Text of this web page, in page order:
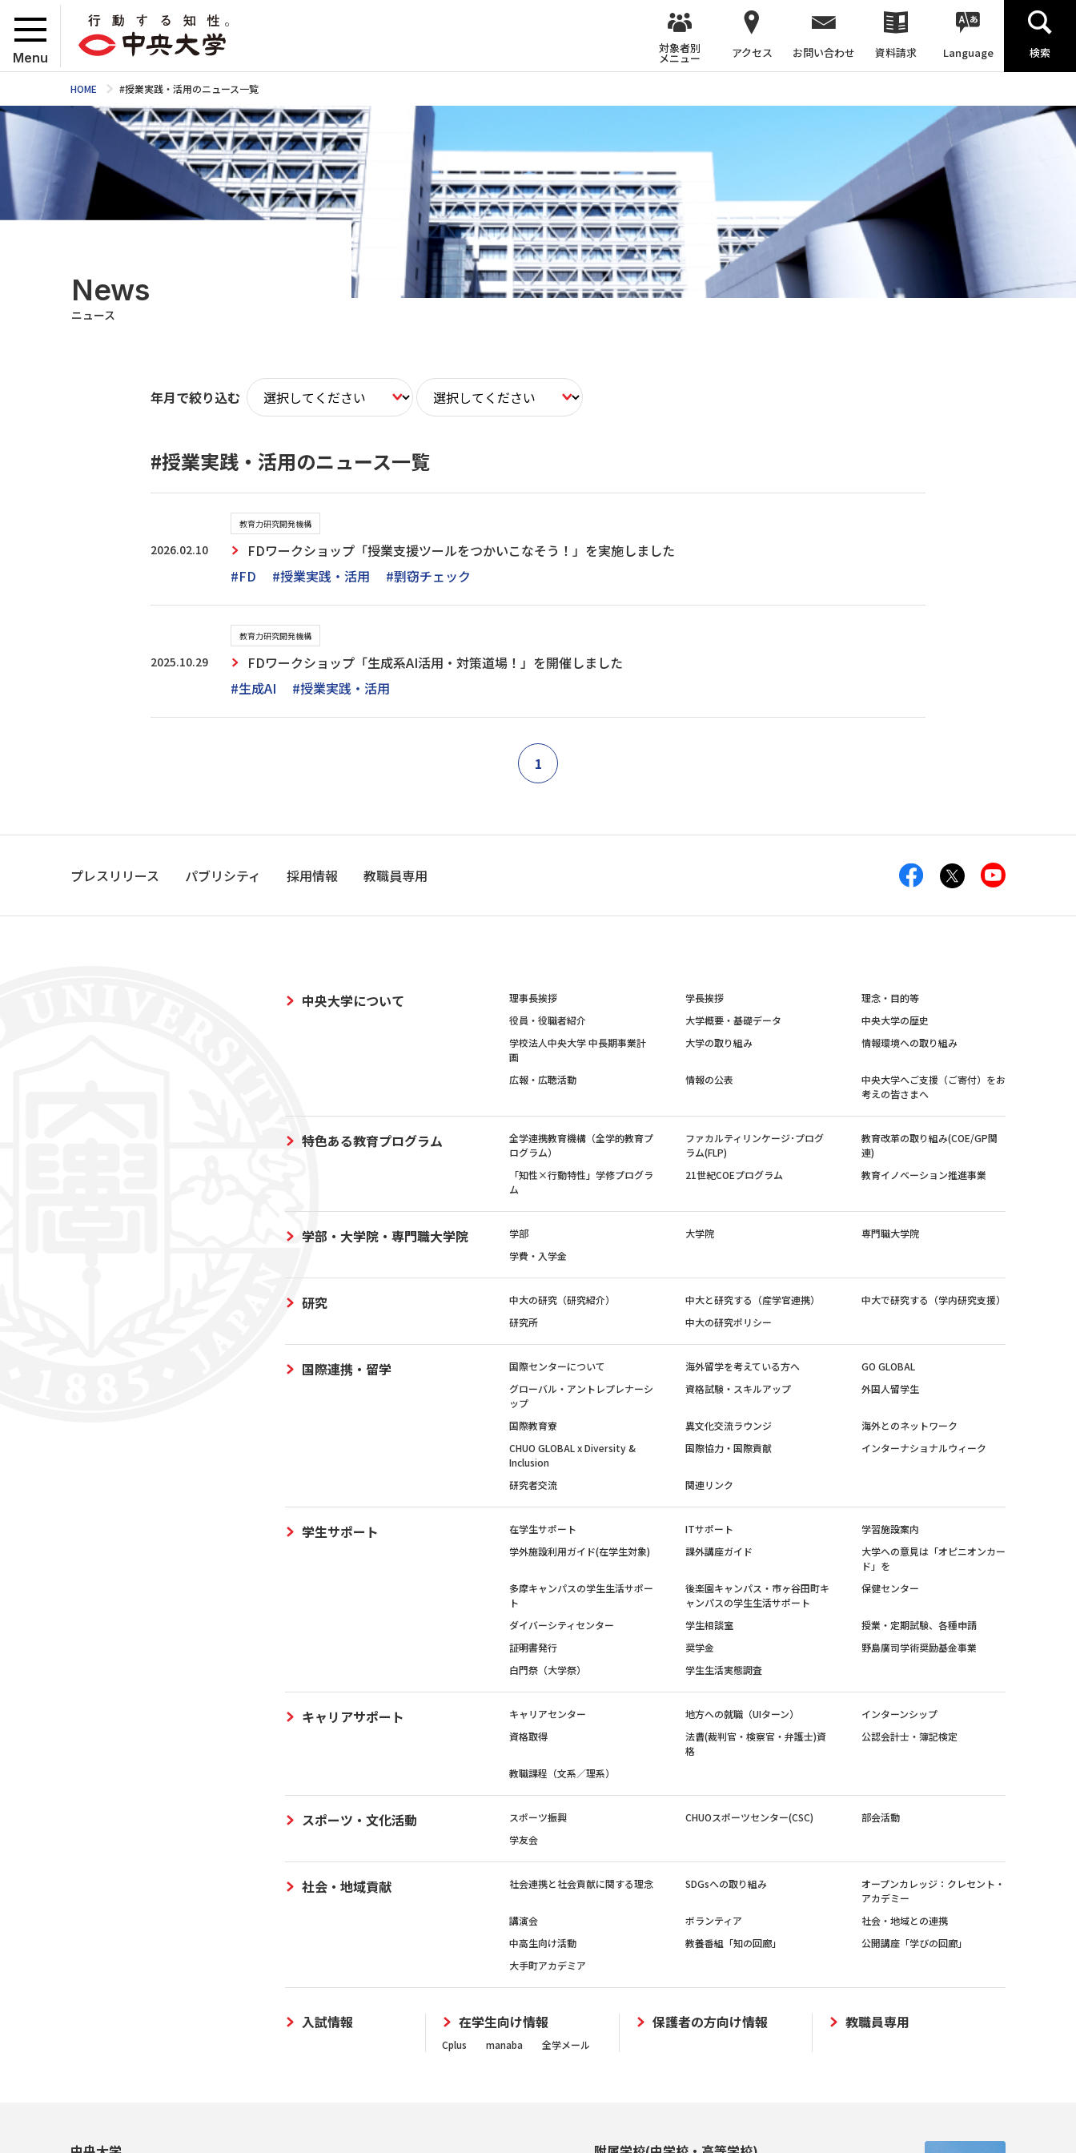
Menu
対象者別
メニュー アクセス お問い合わせ 資料請求 Language 検索
HOME #授業実践・活用のニュース一覧
News
ニュース
年月で絞り込む
#授業実践・活用のニュース一覧
2026.02.10
教育力研究開発機構
FDワークショップ「授業支援ツールをつかいこなそう！」を実施しました
#FD
#授業実践・活用 #剽窃チェック
2025.10.29
教育力研究開発機構
FDワークショップ「生成系AI活用・対策道場！」を開催しました
#生成AI
#授業実践・活用
1
プレスリリース パブリシティ 採用情報 教職員専用
中央大学について 理事長挨拶 学長挨拶
理念・目的等
役員・役職者紹介
大学概要・基礎データ
中央大学の歴史
学校法人中央大学 中長期事業計
画
大学の取り組み 情報環境への取り組み
広報・広聴活動 情報の公表
中央大学へご支援（ご寄付）をお
考えの皆さまへ
特色ある教育プログラム
全学連携教育機構（全学的教育プ
ログラム）
ファカルティリンケージ･プログ
ラム(FLP)
教育改革の取り組み(COE/GP関
連)
「知性×行動特性」学修プログラ
ム
21世紀COEプログラム 教育イノベーション推進事業
学部・大学院・専門職大学院 学部 大学院
専門職大学院
学費・入学金
研究 中大の研究（研究紹介） 中大と研究する（産学官連携）
中大で研究する（学内研究支援）
研究所
中大の研究ポリシー
国際連携・留学 国際センターについて 海外留学を考えている方へ
GO GLOBAL
グローバル・アントレプレナーシ
ップ
資格試験・スキルアップ 外国人留学生
国際教育寮 異文化交流ラウンジ
海外とのネットワーク
CHUO GLOBAL x Diversity &
Inclusion
国際協力・国際貢献 インターナショナルウィーク
研究者交流 関連リンク
学生サポート 在学生サポート ITサポート
学習施設案内
学外施設利用ガイド(在学生対象)
課外講座ガイド
大学への意見は「オピニオンカー
ド」を
多摩キャンパスの学生生活サポー
ト
後楽園キャンパス・市ヶ谷田町キ
ャンパスの学生生活サポート
保健センター
ダイバーシティセンター 学生相談室
授業・定期試験、各種申請
証明書発行
奨学金
野島廣司学術奨励基金事業
白門祭（大学祭）
学生生活実態調査
キャリアサポート キャリアセンター 地方への就職（UIターン）
インターンシップ
資格取得
法曹(裁判官・検察官・弁護士)資
格
公認会計士・簿記検定
教職課程（文系／理系）
スポーツ・文化活動 スポーツ振興 CHUOスポーツセンター(CSC)
部会活動
学友会
社会・地域貢献 社会連携と社会貢献に関する理念 SDGsへの取り組み
オープンカレッジ：クレセント・
アカデミー
講演会
ボランティア
社会・地域との連携
中高生向け活動
教養番組「知の回廊」
公開講座「学びの回廊」
大手町アカデミア
入試情報 在学生向け情報
Cplus manaba 全学メール
保護者の方向け情報 教職員専用